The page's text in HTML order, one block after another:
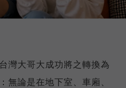
灣大哥大成功將之轉換為
無論是在地下室、車廂、